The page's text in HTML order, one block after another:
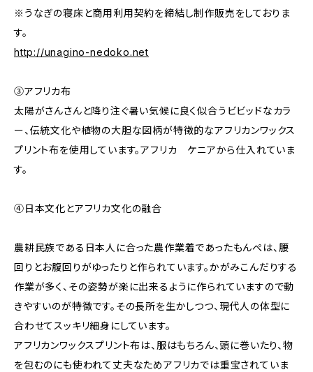
※うなぎの寝床と商用利用契約を締結し制作販売をしておりま
す。
http://unagino-nedoko.net
③アフリカ布
太陽がさんさんと降り注ぐ暑い気候に良く似合うビビッドなカラ
ー、伝統文化や植物の大胆な図柄が特徴的なアフリカンワックス
プリント布を使用しています。アフリカ ケニアから仕入れていま
す。
④日本文化とアフリカ文化の融合
農耕民族である日本人に合った農作業着であったもんぺは、腰
回りとお腹回りがゆったりと作られています。かがみこんだりする
作業が多く、その姿勢が楽に出来るように作られていますので動
きやすいのが特徴です。その長所を生かしつつ、現代人の体型に
合わせてスッキリ細身にしています。
アフリカンワックスプリント布は、服はもちろん、頭に巻いたり、物
を包むのにも使われて丈夫なためアフリカでは重宝されていま